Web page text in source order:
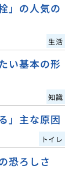
」の人気の
生活
い基本の形
知識
」主な原因
トイレ
恐ろしさ